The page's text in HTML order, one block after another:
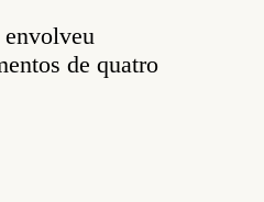
de quatro